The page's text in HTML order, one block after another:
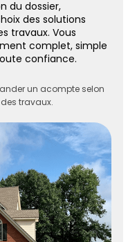
du dossier,
des solutions
travaux. Vous
complet, simple
confiance.
un acompte selon
travaux.